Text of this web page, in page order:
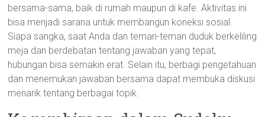
bersama-sama, baik di rumah maupun di kafe. Aktivitas ini
bisa menjadi sarana untuk membangun koneksi sosial.
Siapa sangka, saat Anda dan teman-teman duduk berkeliling
meja dan berdebatan tentang jawaban yang tepat,
hubungan bisa semakin erat. Selain itu, berbagi pengetahuan
dan menemukan jawaban bersama dapat membuka diskusi
menarik tentang berbagai topik.